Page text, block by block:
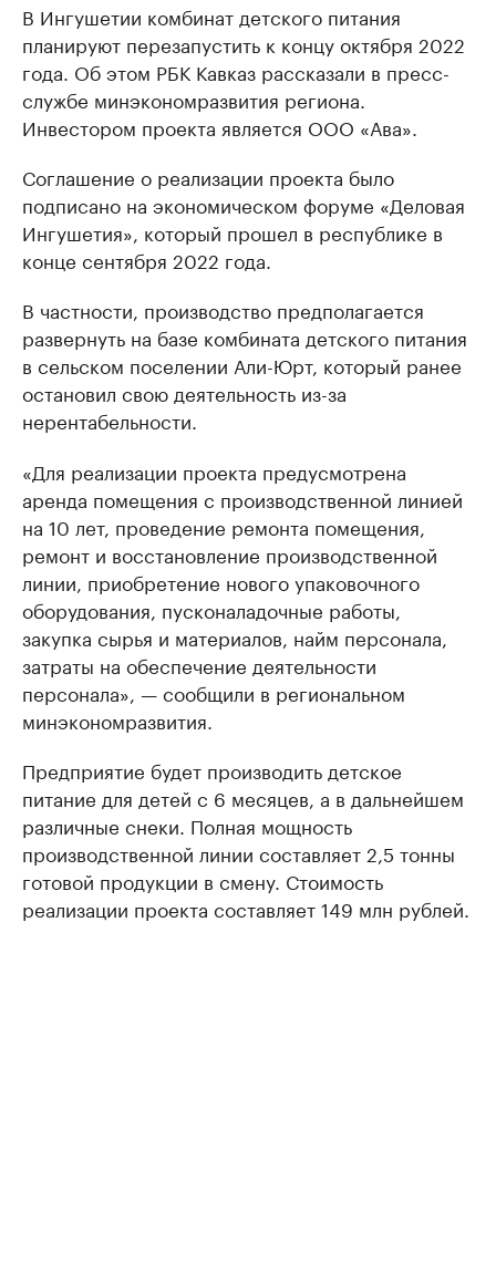
В Ингушетии комбинат детского питания
планируют перезапустить к концу октября 2022
года. Об этом РБК Кавказ рассказали в пресс-
службе минэкономразвития региона.
Инвестором проекта является ООО «Ава».
Соглашение о реализации проекта было
подписано на экономическом форуме «Деловая
Ингушетия», который прошел в республике в
конце сентября 2022 года.
В частности, производство предполагается
развернуть на базе комбината детского питания
в сельском поселении Али-Юрт, который ранее
остановил свою деятельность из-за
нерентабельности.
«Для реализации проекта предусмотрена
аренда помещения с производственной линией
на 10 лет, проведение ремонта помещения,
ремонт и восстановление производственной
линии, приобретение нового упаковочного
оборудования, пусконаладочные работы,
закупка сырья и материалов, найм персонала,
затраты на обеспечение деятельности
персонала», — сообщили в региональном
минэкономразвития.
Предприятие будет производить детское
питание для детей с 6 месяцев, а в дальнейшем
различные снеки. Полная мощность
производственной линии составляет 2,5 тонны
готовой продукции в смену. Стоимость
реализации проекта составляет 149 млн рублей.